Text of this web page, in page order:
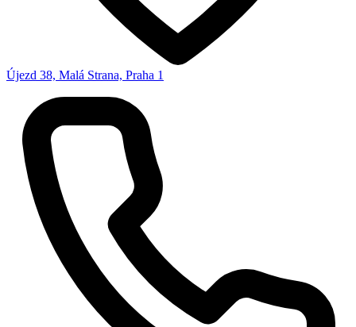
Újezd 38, Malá Strana, Praha 1